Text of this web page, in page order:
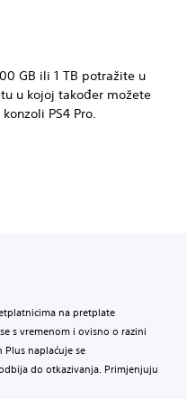
GB ili 1 TB potražite u
u kojoj također možete
PS4 Pro.
na pretplate
s vremenom i ovisno o razini
Plus naplaćuje se
do otkazivanja. Primjenjuju